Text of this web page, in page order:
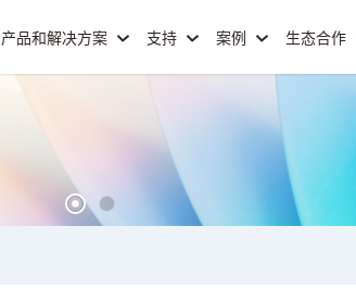
产品和解决方案 支持 案例 生态合作